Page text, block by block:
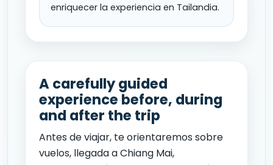
enriquecer la experiencia en Tailandia.
A carefully guided
experience before, during
and after the trip
Antes de viajar, te orientaremos sobre
vuelos, llegada a Chiang Mai,